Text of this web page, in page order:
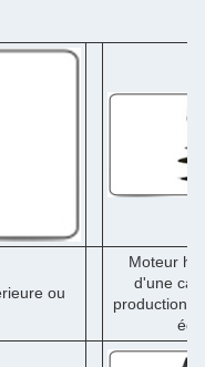
ou
Moteur
d'une
production